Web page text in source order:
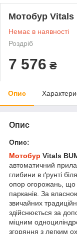
Мотобур Vitals
Немає в наявності
Роздріб
7 576 ₴
Опис
Опис
Опис:
Мотобур Vitals
автоматичний
глибини в ґрунті
опор огорожань, що
парканів. За
звичайних
здійснюється за
міцним
згоряння з легким